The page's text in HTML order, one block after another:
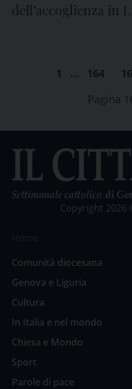
dell’accoglienza in
1 … 164
Pagina
Copyright
Comunità diocesana
Genova e Liguria
Cultura
In Italia e nel mondo
Chiesa e Mondo
Sport
Parole di pace